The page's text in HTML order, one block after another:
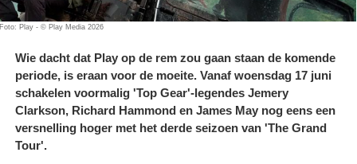
Foto: Play - © Play Media 2026
Wie dacht dat Play op de rem zou gaan staan de komende
periode, is eraan voor de moeite. Vanaf woensdag 17 juni
schakelen voormalig 'Top Gear'-legendes Jemery
Clarkson, Richard Hammond en James May nog eens een
versnelling hoger met het derde seizoen van 'The Grand
Tour'.